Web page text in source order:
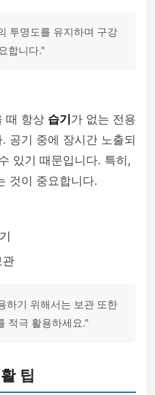
투명도를 유지하며 구강
합니다."
때 항상 습기 가 없는 전용
공기 중에 장시간 노출되
있기 때문입니다. 특히,
것이 중요합니다.
관
하기 위해서는 보관 또한
적극 활용하세요."
팁